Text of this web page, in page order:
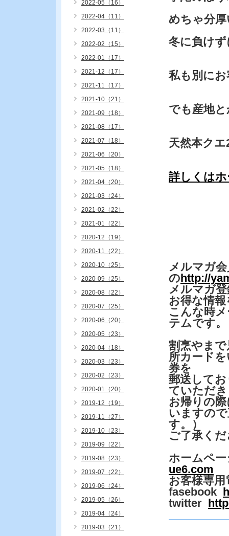
めちゃ分
冬に負け
私も別に
でも産地
天然本ク
詳しくは
メルマガ
のhttp://
メルマガ
お得な情
こんな時
テムです。
割烹やま
所カード
券を
郵送して
ていただ
お帰りの
いますの
す。）
ご了承く
ホームペ
ue6.com
お客様専用
fasebook
twitter
2022-05（16）
2022-04（11）
2022-03（11）
2022-02（15）
2022-01（17）
2021-12（17）
2021-11（17）
2021-10（21）
2021-09（18）
2021-08（17）
2021-07（18）
2021-06（20）
2021-05（18）
2021-04（20）
2021-03（24）
2021-02（22）
2021-01（22）
2020-12（19）
2020-11（22）
2020-10（25）
2020-09（25）
2020-08（22）
2020-07（25）
2020-06（20）
2020-05（23）
2020-04（18）
2020-03（23）
2020-02（23）
2020-01（20）
2019-12（19）
2019-11（27）
2019-10（23）
2019-09（22）
2019-08（23）
2019-07（22）
2019-06（24）
2019-05（26）
2019-04（24）
2019-03（21）